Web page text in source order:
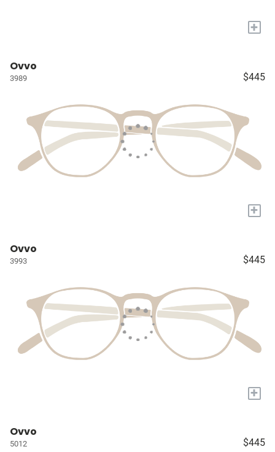
+
Ovvo
3989 $445
+
Ovvo
3993 $445
+
Ovvo
5012 $445